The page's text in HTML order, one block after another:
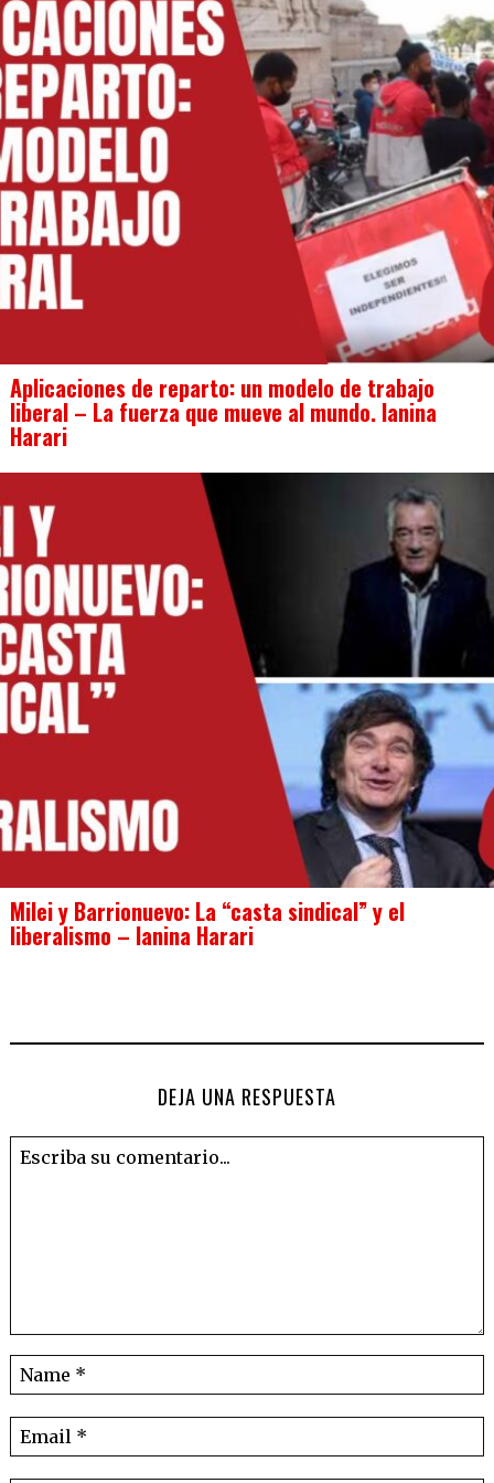
Aplicaciones de reparto: un modelo de trabajo
liberal – La fuerza que mueve al mundo. Ianina
Harari
Milei y Barrionuevo: La “casta sindical” y el
liberalismo – Ianina Harari
DEJA UNA RESPUESTA